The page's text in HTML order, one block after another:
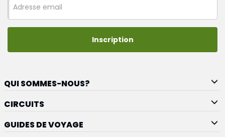
Inscription
QUI SOMMES-NOUS?
CIRCUITS
GUIDES DE VOYAGE